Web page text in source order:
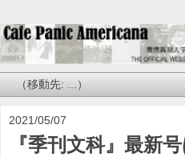
2021/05/07
『季刊文科』最新